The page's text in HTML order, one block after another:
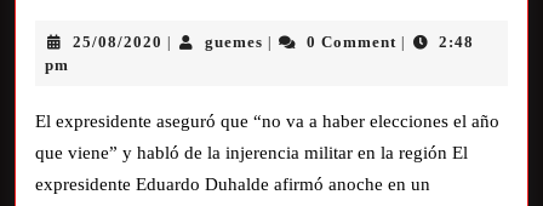
25/08/2020 guemes 0 Comment
2:48
pm
El expresidente aseguró que “no va a haber elecciones el año
que viene” y habló de la injerencia militar en la región El
expresidente Eduardo Duhalde afirmó anoche en un